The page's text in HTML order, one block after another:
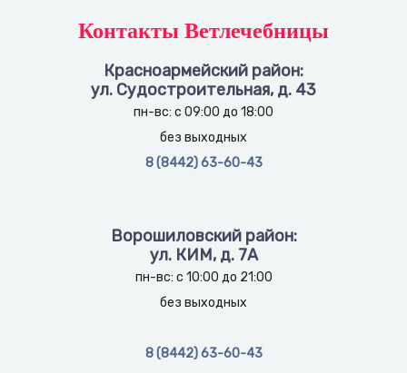
Контакты Ветлечебницы
Красноармейский район:
ул. Судостроительная, д. 43
пн-вс: с 09:00 до 18:00
без выходных
8 (8442) 63-60-43
Ворошиловский район:
ул. КИМ, д. 7А
пн-вс: с 10:00 до 21:00
без выходных
8 (8442) 63-60-43